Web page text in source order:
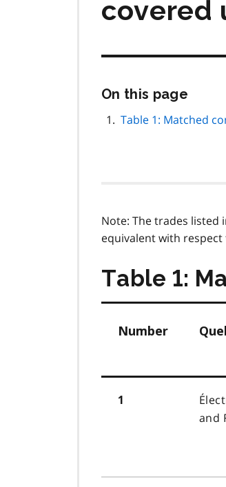
covered
On this page
Table 1: Matched
Note: The trades listed
equivalent with
Table 1:
Number
1
and